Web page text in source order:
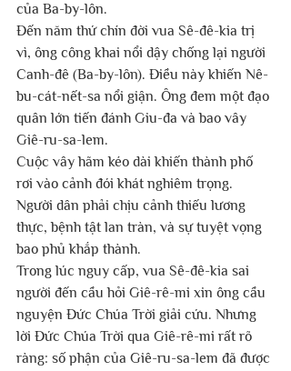
của Ba-by-lôn.
Đến năm thứ chín đời vua Sê-đê-kia trị
vì, ông công khai nổi dậy chống lại người
Canh-đê (Ba-by-lôn). Điều này khiến Nê-
bu-cát-nết-sa nổi giận. Ông đem một đạo
quân lớn tiến đánh Giu-đa và bao vây
Giê-ru-sa-lem.
Cuộc vây hãm kéo dài khiến thành phố
rơi vào cảnh đói khát nghiêm trọng.
Người dân phải chịu cảnh thiếu lương
thực, bệnh tật lan tràn, và sự tuyệt vọng
bao phủ khắp thành.
Trong lúc nguy cấp, vua Sê-đê-kia sai
người đến cầu hỏi Giê-rê-mi xin ông cầu
nguyện Đức Chúa Trời giải cứu. Nhưng
lời Đức Chúa Trời qua Giê-rê-mi rất rõ
ràng: số phận của Giê-ru-sa-lem đã được